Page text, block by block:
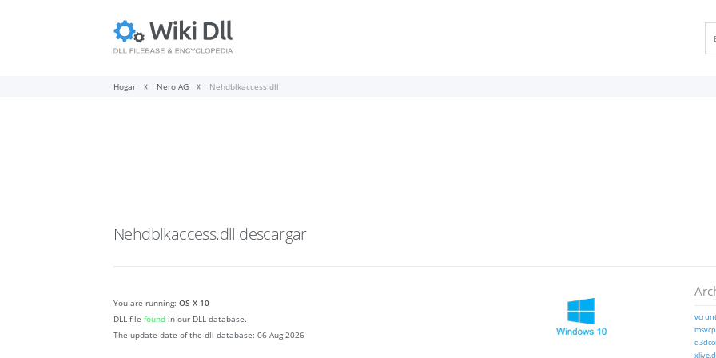
Hogar Nero AG Nehdblkaccess.dll
Nehdblkaccess.dll descargar
You are running: OS X 10
DLL file found in our DLL database.
The update date of the dll database: 06 Aug 2026